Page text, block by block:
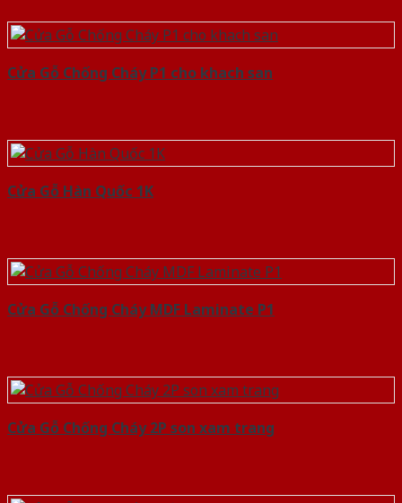
Cửa Gỗ Chống Cháy P1 cho khach san
Cửa Gỗ Hàn Quốc 1K
Cửa Gỗ Chống Cháy MDF Laminate P1
Cửa Gỗ Chống Cháy 2P son xam trang